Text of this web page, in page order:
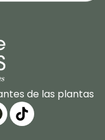
de las plantas